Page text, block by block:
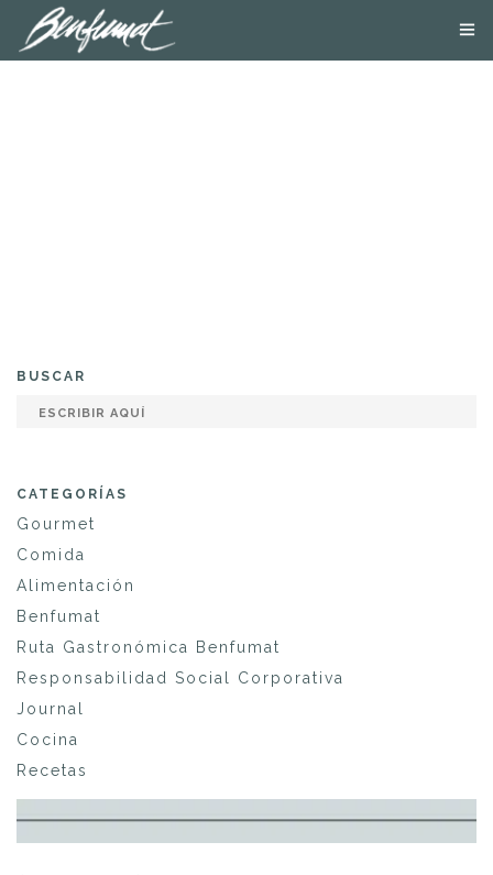
BUSCAR
CATEGORÍAS
Gourmet
Comida
Alimentación
Benfumat
Ruta Gastronómica Benfumat
Responsabilidad Social Corporativa
Journal
Cocina
Recetas